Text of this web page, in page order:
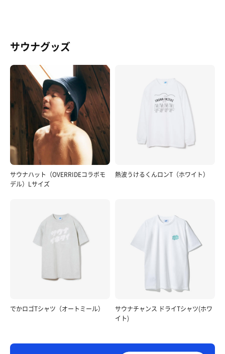
サウナグッズ
サウナハット（OVERRIDEコラボモ
デル）Lサイズ
熱波うけるくんロンT（ホワイト）
でかロゴTシャツ（オートミール）
サウナチャンス ドライTシャツ(ホワ
イト)